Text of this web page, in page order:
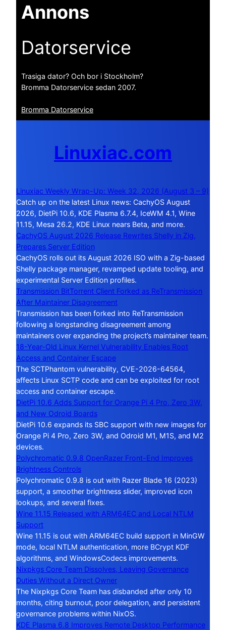
Annons
Datorservice
Trasiga dator? Och bor i Stockholm?
Bromma Datorservice sedan 2007.
Bromma Datorservice
Linuxiac.com
Linuxiac Weekly Wrap-Up: Week 32, 2026 (August 3 – 9)
Catch up on the latest Linux news: CachyOS August
2026, DietPi 10.6, KDE Plasma 6.7.4, IceWM 4.1, Wine
11.15, Mesa 26.2, KDE Linux nears Beta, and more.
CachyOS August 2026 Release Rewrites Shelly in Zig,
Prepares Server Edition
CachyOS rolls out its August 2026 ISO with a Zig-based
Shelly package manager, revamped update tooling, and
experimental Server Edition profiles.
Transmission BitTorrent Client Forked as ReTransmission
After Maintainer Disagreement
Transmission has been forked into ReTransmission
following a longstanding disagreement among
maintainers over expanding the project’s maintainer team.
18-Year-Old Linux Kernel Vulnerability Enables Root
Access and Container Escape
The SCTPhantom vulnerability, CVE-2026-64564,
affects Linux SCTP code and can be exploited for root
access and container escape.
DietPi 10.6 Adds Support for Orange Pi 4 Pro, Zero 3W,
and New Odroid Boards
DietPi 10.6 expands its SBC support with new images for
Orange Pi 4 Pro, Zero 3W, and Odroid M1, M1S, and M2
devices.
Polychromatic 0.9.8 OpenRazer Front-End Improves
Brightness Controls
Polychromatic 0.9.8 is out with Razer Blade 16 (2023)
support, a smoother brightness slider, improved icon
lookups, and several fixes.
Wine 11.15 Released with ARM64EC and Local NTLM
Support
Wine 11.15 is out with ARM64EC build support in MinGW
mode, local NTLM authentication, more BCrypt KDF
algorithms, and WindowsCodecs improvements.
Nixpkgs Core Team Dissolves, Leaving Governance
Duties Without a Direct Owner
The Nixpkgs Core Team has disbanded after only 10
months, citing burnout, poor delegation, and persistent
governance problems within NixOS.
KDE Plasma 6.8 Improves Remote Desktop Performance